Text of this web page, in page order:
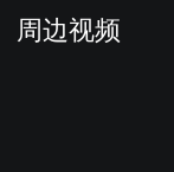
人相貌相似而被西贤
周边视频